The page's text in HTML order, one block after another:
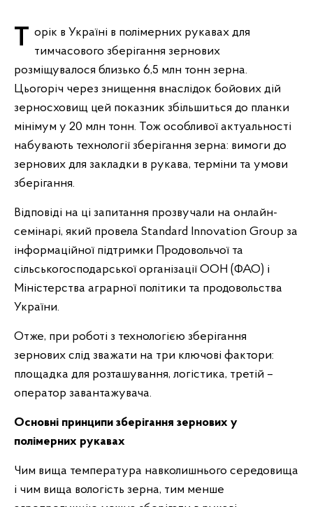
Торік в Україні в полімерних рукавах для тимчасового зберігання зернових
розміщувалося близько 6,5 млн тонн зерна.
Цьогоріч через знищення внаслідок бойових дій
зерносховищ цей показник збільшиться до планки
мінімум у 20 млн тонн. Тож особливої актуальності
набувають технології зберігання зерна: вимоги до
зернових для закладки в рукава, терміни та умови
зберігання.
Відповіді на ці запитання прозвучали на онлайн-
семінарі, який провела Standard Innovation Group за
інформаційної підтримки Продовольчої та
сільськогосподарської організації ООН (ФАО) і
Міністерства аграрної політики та продовольства
України.
Отже, при роботі з технологією зберігання
зернових слід зважати на три ключові фактори:
площадка для розташування, логістика, третій –
оператор завантажувача.
Основні принципи зберігання зернових у
полімерних рукавах
Чим вища температура навколишнього середовища
і чим вища вологість зерна, тим менше